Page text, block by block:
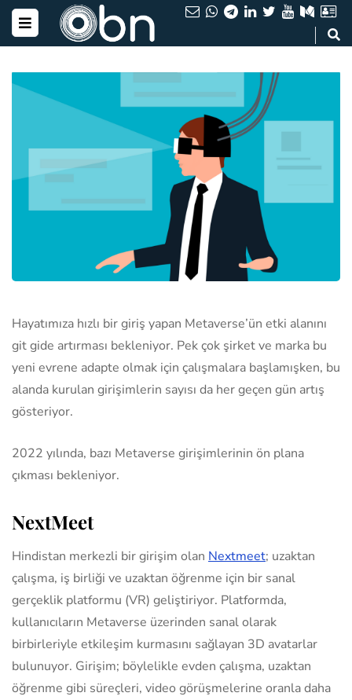
Hayatımıza hızlı bir giriş yapan Metaverse’ün etki alanını
git gide artırması bekleniyor. Pek çok şirket ve marka bu
yeni evrene adapte olmak için çalışmalara başlamışken, bu
alanda kurulan girişimlerin sayısı da her geçen gün artış
gösteriyor.
2022 yılında, bazı Metaverse girişimlerinin ön plana
çıkması bekleniyor.
NextMeet
Hindistan merkezli bir girişim olan Nextmeet; uzaktan
çalışma, iş birliği ve uzaktan öğrenme için bir sanal
gerçeklik platformu (VR) geliştiriyor. Platformda,
kullanıcıların Metaverse üzerinden sanal olarak
birbirleriyle etkileşim kurmasını sağlayan 3D avatarlar
bulunuyor. Girişim; böylelikle evden çalışma, uzaktan
öğrenme gibi süreçleri, video görüşmelerine oranla daha